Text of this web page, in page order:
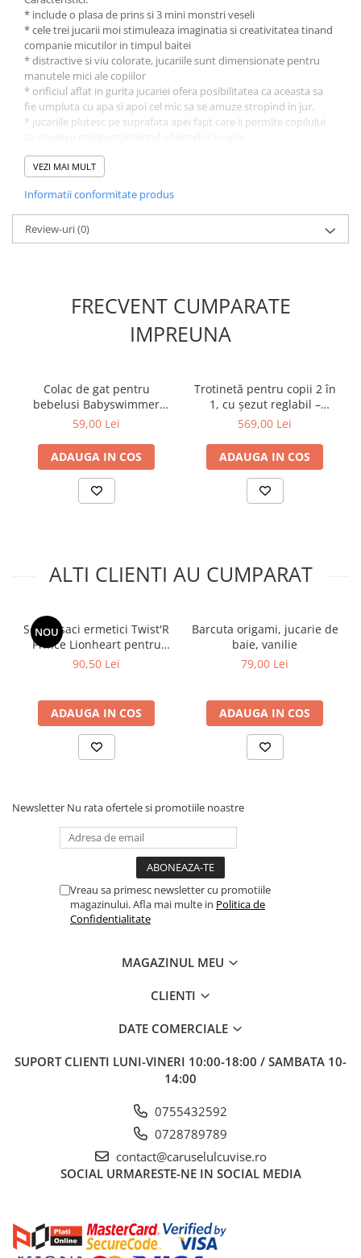
* include o plasa de prins si 3 mini monstri veseli
* cele trei jucarii moi stimuleaza imaginatia si creativitatea tinand
companie micutilor in timpul baitei
* distractive si viu colorate, jucariile sunt dimensionate pentru
manutele mici ale copiilor
* orificiul aflat in gurita jucariei ofera posibilitatea ca aceasta sa
fie umpluta cu apa si apoi cel mic sa se amuze stropind in jur.
* jucariile plutesc pe suprafata apei fapt care ii permite copilului
* Rol benefic in stimularea imaginatiei si abilitatilor motorii.
* manerul este usor de tinut in manuta si de manevrat
* culorile vii si contrastante ajuta in dezvoltarea vizuala.
Diametrul pestisorului: aprox 6 cm
Varsta recomandata: 0 luni+ I
VEZI MAI MULT
Informatii conformitate produs
Review-uri(0)
FRECVENT CUMPARATE
IMPREUNA
Colac de gat pentru
bebelusi Babyswimmer
Verde 0-24 luni
59,00 Lei
ADAUGA IN COS
Trotinetă pentru copii 2 în
1, cu șezut reglabil –
HighwayKick 1 Olive, 1-5
Ride
569,00 Lei
ADAUGA IN COS
ALTI CLIENTI AU CUMPARAT
NOU
Set 10 saci ermetici Twist'R
Prince Lionheart pentru
scutece murdare
90,50 Lei
ADAUGA IN COS
Barcuta origami, jucarie de
baie, vanilie
79,00 Lei
ADAUGA IN COS
Newsletter Nu rata ofertele si promotiile noastre
Vreau sa primesc newsletter cu promotiile
magazinului. Afla mai multe in Politica de
Confidentialitate
MAGAZINUL MEU
CLIENTI
DATE COMERCIALE
SUPORT CLIENTI LUNI-VINERI 10:00-18:00 / SAMBATA 10-
14:00
0755432592
0728789789
contact@caruselulcuvise.ro
SOCIAL URMARESTE-NE IN SOCIAL MEDIA